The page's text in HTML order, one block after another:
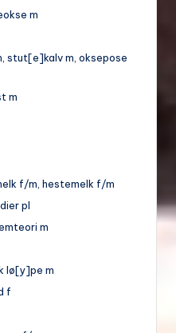
m
stut[e]kalv m, oksepose
m
f/m, hestemelk f/m
pl
m
lø[y]pe m
f